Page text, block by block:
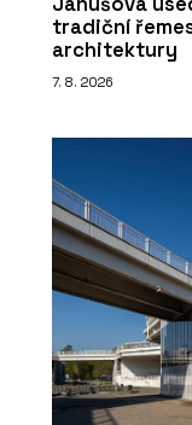
tradiční
architektury
7. 8. 2026